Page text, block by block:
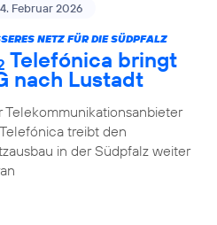
Februar 2026
NETZ FÜR DIE SÜDPFALZ
Telefónica bringt
nach Lustadt
Telekommunikationsanbieter
treibt den
in der Südpfalz weiter